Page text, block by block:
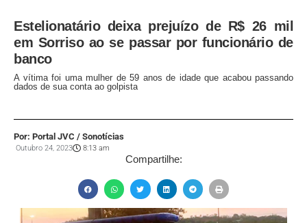
Estelionatário deixa prejuízo de R$ 26 mil
em Sorriso ao se passar por funcionário de
banco
A vítima foi uma mulher de 59 anos de idade que acabou passando
dados de sua conta ao golpista
Por: Portal JVC / Sonotícias
Outubro 24, 2023 8:13 am
Compartilhe: